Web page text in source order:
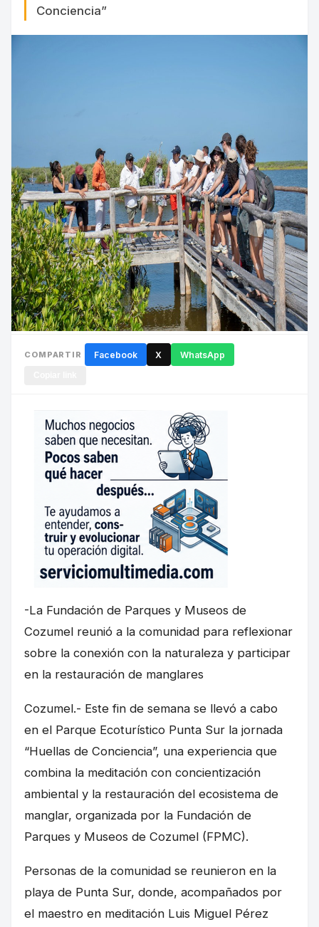
Conciencia”
COMPARTIR Facebook X WhatsApp
-La Fundación de Parques y Museos de
Cozumel reunió a la comunidad para reflexionar
sobre la conexión con la naturaleza y participar
en la restauración de manglares
Cozumel.- Este fin de semana se llevó a cabo
en el Parque Ecoturístico Punta Sur la jornada
“Huellas de Conciencia”, una experiencia que
combina la meditación con concientización
ambiental y la restauración del ecosistema de
manglar, organizada por la Fundación de
Parques y Museos de Cozumel (FPMC).
Personas de la comunidad se reunieron en la
playa de Punta Sur, donde, acompañados por
el maestro en meditación Luis Miguel Pérez